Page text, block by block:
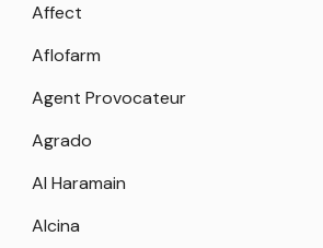
Affect
Aflofarm
Agent Provocateur
Agrado
Al Haramain
Alcina